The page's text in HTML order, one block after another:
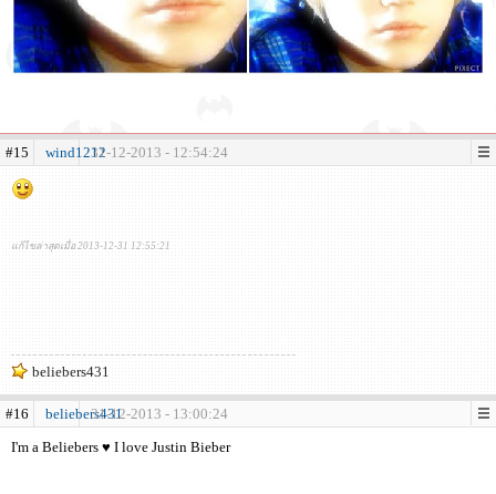
#15 wind121231-12-2013 - 12:54:24
แก้ไขล่าสุดเมื่อ 2013-12-31 12:55:21
beliebers431
#16 beliebers43131-12-2013 - 13:00:24
I'm a Beliebers ♥ I love Justin Bieber